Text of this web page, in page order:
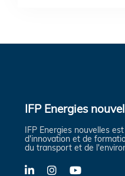
IFP Energies
IFP Energies nouvelles
d'innovation et de
du transport et de
LinkedInInstagramYouTube